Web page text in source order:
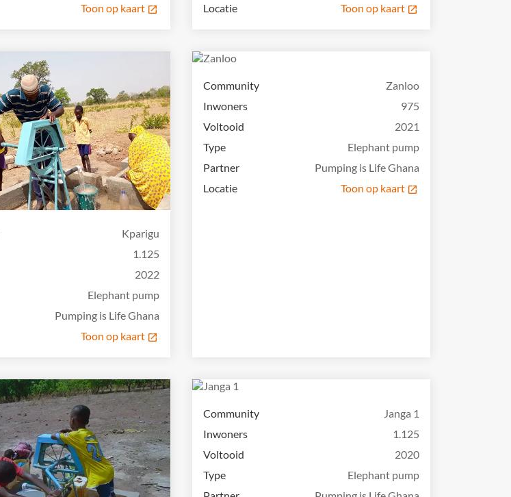
Toon op kaart
Locatie
Toon op kaart
Kparigu
1.125
2022
Elephant pump
Pumping is Life Ghana
Toon op kaart
Community
Zanloo
Inwoners
975
Voltooid
2021
Type
Elephant pump
Partner
Pumping is Life Ghana
Locatie
Toon op kaart
Community
Janga 1
Inwoners
1.125
Voltooid
2020
Type
Elephant pump